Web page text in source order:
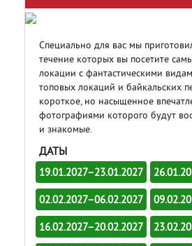
Специально для вас мы
течение которых вы посетите
локации с фантастическими
топовых локаций и байкальских
короткое, но насыщенное
фотографиями которого будут
и знакомые.
ДАТЫ
19.01.2027–23.01.2027
02.02.2027–06.02.2027
16.02.2027–20.02.2027